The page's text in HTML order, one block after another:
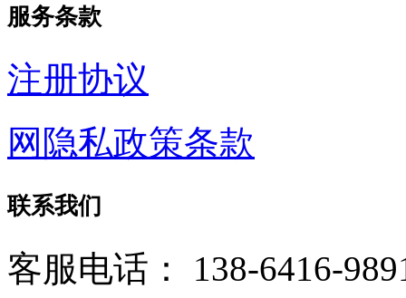
服务条款
注册协议
网隐私政策条款
联系我们
客服电话： 138-6416-